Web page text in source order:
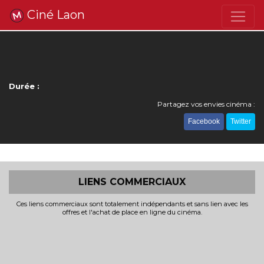
Ciné Laon
Durée :
Partagez vos envies cinéma :
Facebook Twitter
LIENS COMMERCIAUX
Ces liens commerciaux sont totalement indépendants et sans lien avec les
offres et l'achat de place en ligne du cinéma.